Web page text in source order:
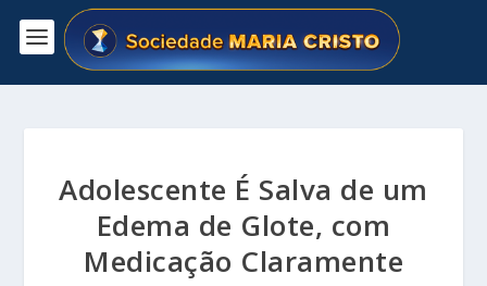
Adolescente É Salva de um
Edema de Glote, com
Medicação Claramente